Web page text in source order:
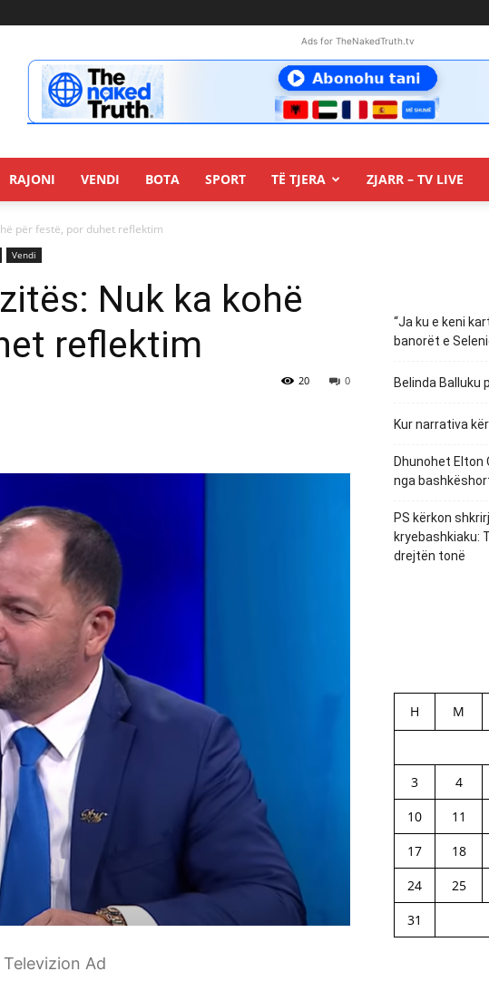
Ads for TheNakedTruth.tv
RAJONI VENDI BOTA SPORT TË TJERA ZJARR – TV LIVE
për festë, por duhet reflektim
Vendi
Nuk ka kohë
reflektim
0
20
Ad
“Ja ku e keni
banorët e
Belinda Balluku
Kur narrativa
Dhunohet
nga
PS kërkon
kryebashkiaku:
drejtën tonë
H M
3
4
10
11
17
18
24
25
31